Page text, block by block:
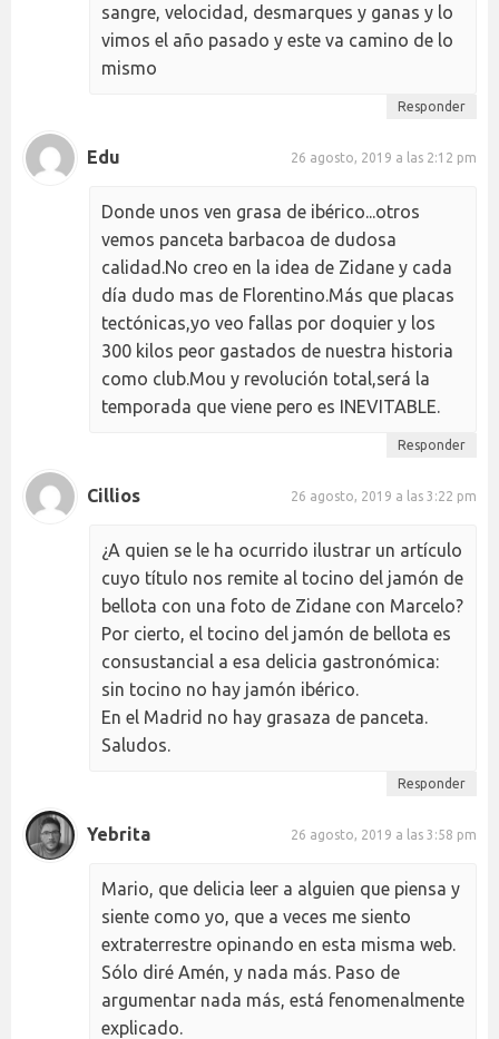
sangre, velocidad, desmarques y ganas y lo
vimos el año pasado y este va camino de lo
mismo
Responder
Edu 26 agosto, 2019 a las 2:12 pm
Donde unos ven grasa de ibérico...otros
vemos panceta barbacoa de dudosa
calidad.No creo en la idea de Zidane y cada
día dudo mas de Florentino.Más que placas
tectónicas,yo veo fallas por doquier y los
300 kilos peor gastados de nuestra historia
como club.Mou y revolución total,será la
temporada que viene pero es INEVITABLE.
Responder
Cillios 26 agosto, 2019 a las 3:22 pm
¿A quien se le ha ocurrido ilustrar un artículo
cuyo título nos remite al tocino del jamón de
bellota con una foto de Zidane con Marcelo?
Por cierto, el tocino del jamón de bellota es
consustancial a esa delicia gastronómica:
sin tocino no hay jamón ibérico.
En el Madrid no hay grasaza de panceta.
Saludos.
Responder
Yebrita 26 agosto, 2019 a las 3:58 pm
Mario, que delicia leer a alguien que piensa y
siente como yo, que a veces me siento
extraterrestre opinando en esta misma web.
Sólo diré Amén, y nada más. Paso de
argumentar nada más, está fenomenalmente
explicado.